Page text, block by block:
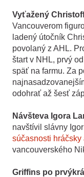
Vyťažený
Vancouverom
ladený útočník
povolaný z AHL.
štart v NHL, prvý
späť na farmu. Za
odohrať až šesť
Návšteva Igora
navštívil slávny
súčasnosti hráčsky
vancouverského
Griffins po